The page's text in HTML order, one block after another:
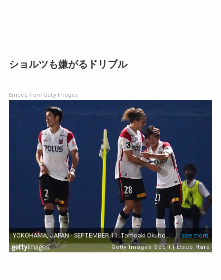
ショルツも嫌がるドリブル
Embed from Getty Images